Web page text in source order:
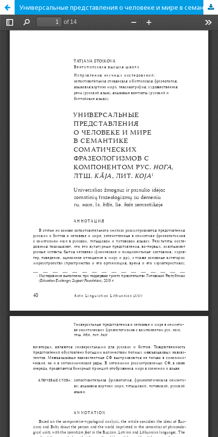
Универсальные представления о человеке и мире в семантике соматических фразеологизмов с компонентом рус. «нога», лтш. «kāja», лит. «koja»